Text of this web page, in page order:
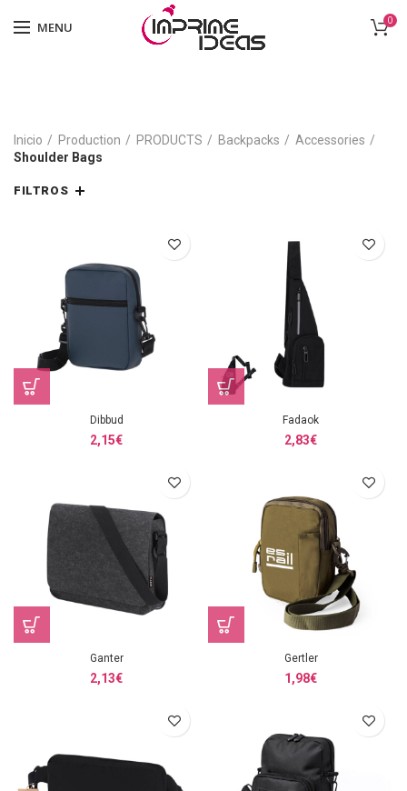
MENU 0
Inicio Production PRODUCTS Backpacks
Accessories
Shoulder Bags
FILTROS
Dibbud
2,15€
Fadaok
2,83€
Ganter
2,13€
Gertler
1,98€